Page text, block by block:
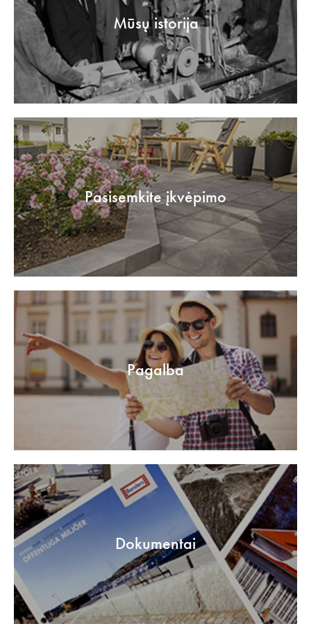
Mūsų istorija
Pasisemkite įkvėpimo
Pagalba
Dokumentai